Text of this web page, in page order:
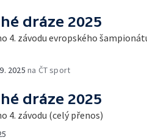
dráze 2025
4. závodu evropského
2025 na ČT sport
dráze 2025
4. závodu (celý přenos)